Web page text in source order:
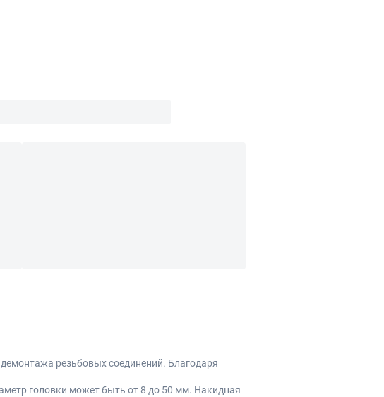
резьбовых соединений. Благодаря
головки может быть от 8 до 50 мм. Накидная